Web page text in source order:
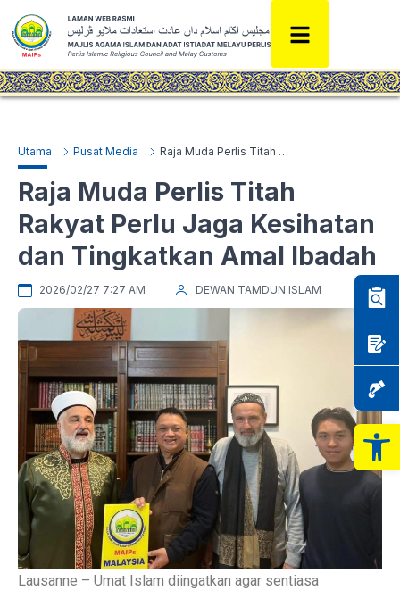
Utama Pusat Media Raja Muda Perlis Titah Rakyat Perlu Jaga Kesihatan dan Tingkatkan Amal Ibadah
Raja Muda Perlis Titah
Rakyat Perlu Jaga Kesihatan
dan Tingkatkan Amal Ibadah
2026/02/27 7:27 AM DEWAN TAMDUN ISLAM
Lausanne – Umat Islam diingatkan agar sentiasa